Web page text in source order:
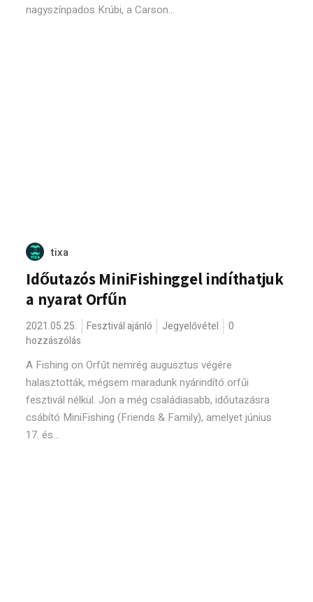
nagyszínpados Krúbi, a Carson...
tixa
Időutazós MiniFishinggel indíthatjuk
a nyarat Orfűn
2021.05.25. Fesztivál ajánló Jegyelővétel
0
hozzászólás
A Fishing on Orfűt nemrég augusztus végére
halasztották, mégsem maradunk nyárindító orfűi
fesztivál nélkül. Jön a még családiasabb, időutazásra
csábító MiniFishing (Friends & Family), amelyet június
17. és...